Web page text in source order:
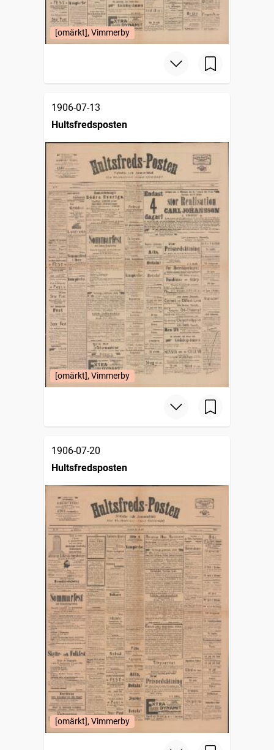
[omärkt], Vimmerby
1906-07-13
Hultsfredsposten
[omärkt], Vimmerby
1906-07-20
Hultsfredsposten
[omärkt], Vimmerby